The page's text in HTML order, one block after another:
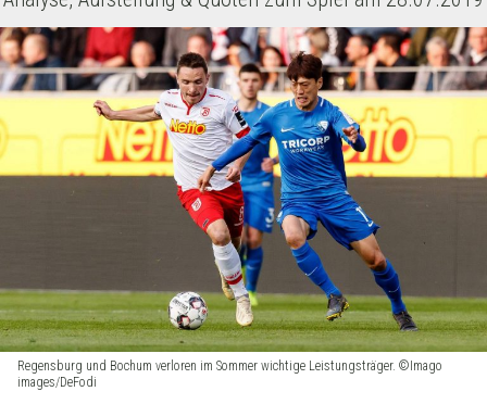
Regensburg und Bochum verloren im Sommer wichtige Leistungsträger. ©Imago
images/DeFodi